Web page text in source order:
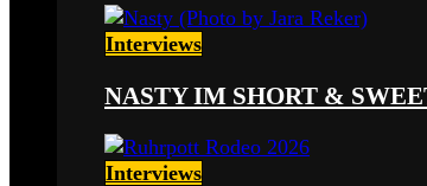
Interviews
NASTY IM SHORT &
Interviews